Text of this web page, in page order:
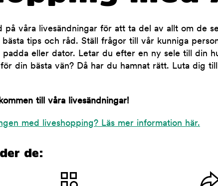
på våra livesändningar för att ta del av allt om de
bästa tips och råd. Ställ frågor till vår kunniga
padda eller dator. Letar du efter en ny sele till din
din bästa vän? Då har du hamnat rätt. Luta dig
till våra livesändningar!
med liveshopping? Läs mer information här.
de: